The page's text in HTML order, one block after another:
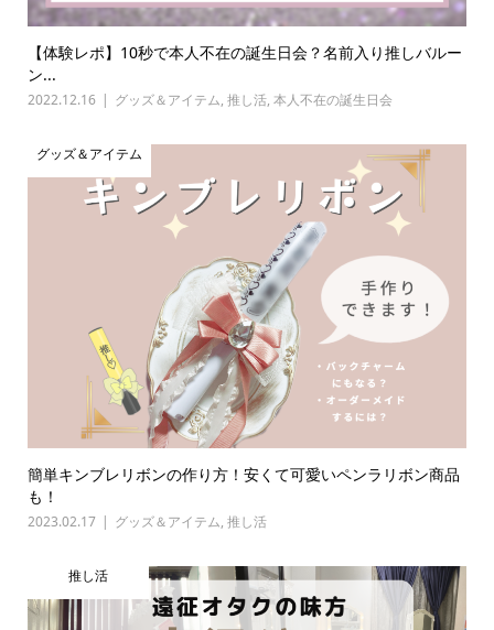
【体験レポ】10秒で本人不在の誕生日会？名前入り推しバルー
ン...
2022.12.16 グッズ＆アイテム, 推し活, 本人不在の誕生日会
グッズ＆アイテム
簡単キンブレリボンの作り方！安くて可愛いペンラリボン商品
も！
2023.02.17 グッズ＆アイテム, 推し活
推し活